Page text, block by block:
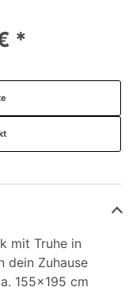
*
mit Truhe in
dein Zuhause
155x195 cm